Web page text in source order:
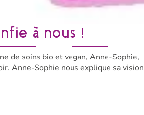
à nous !
de soins bio et vegan, Anne-Sophie,
Anne-Sophie nous explique sa vision